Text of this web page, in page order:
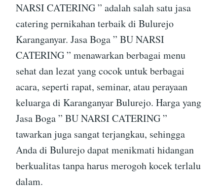
NARSI CATERING ” adalah salah satu jasa
catering pernikahan terbaik di Bulurejo
Karanganyar. Jasa Boga ” BU NARSI
CATERING ” menawarkan berbagai menu
sehat dan lezat yang cocok untuk berbagai
acara, seperti rapat, seminar, atau perayaan
keluarga di Karanganyar Bulurejo. Harga yang
Jasa Boga ” BU NARSI CATERING ”
tawarkan juga sangat terjangkau, sehingga
Anda di Bulurejo dapat menikmati hidangan
berkualitas tanpa harus merogoh kocek terlalu
dalam.